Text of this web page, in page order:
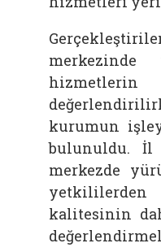
merkezinde
kurumun
bulunuldu. İl
merkezde
kalitesinin